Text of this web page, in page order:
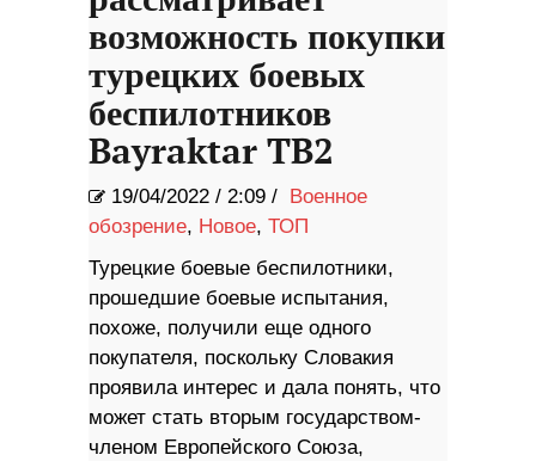
возможность покупки
турецких боевых
беспилотников
Bayraktar TB2
19/04/2022 / 2:09 / Военное
обозрение, Новое, ТОП
Турецкие боевые беспилотники,
прошедшие боевые испытания,
похоже, получили еще одного
покупателя, поскольку Словакия
проявила интерес и дала понять, что
может стать вторым государством-
членом Европейского Союза,